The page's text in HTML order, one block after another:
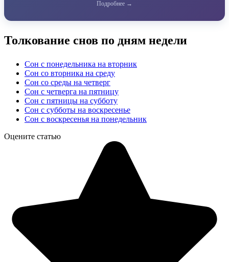
Толкование снов по дням недели
Сон с понедельника на вторник
Сон со вторника на среду
Сон со среды на четверг
Сон с четверга на пятницу
Сон с пятницы на субботу
Сон с субботы на воскресенье
Сон с воскресенья на понедельник
Оцените статью